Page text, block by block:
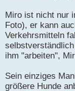
Miro ist nicht nur
Foto), er kann
Verkehrsmitteln
ihm "arbeiten",
Sein einziges
größere Hunde